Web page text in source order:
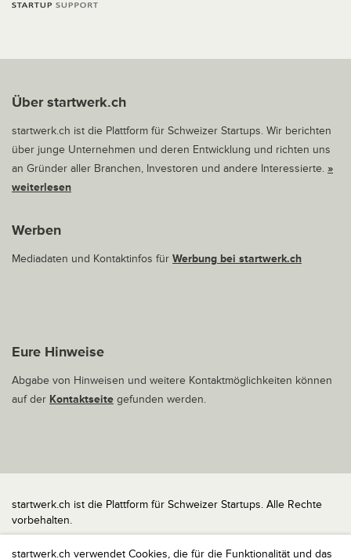
startwerk.ch verwendet Cookies, die für die Funktionalität und das
Über startwerk.ch
startwerk.ch ist die Plattform für Schweizer Startups. Wir berichten
über junge Unternehmen und deren Entwicklung und richten uns
an Gründer aller Branchen, Investoren und andere Interessierte. »
weiterlesen
Werben
Mediadaten und Kontaktinfos für Werbung bei startwerk.ch
Eure Hinweise
Abgabe von Hinweisen und weitere Kontaktmöglichkeiten können
auf der Kontaktseite gefunden werden.
startwerk.ch ist die Plattform für Schweizer Startups. Alle Rechte
vorbehalten.
Impressum